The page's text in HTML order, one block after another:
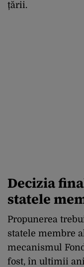
țării.
Decizia
statele
Propunerea
statele membre
mecanismul
fost, în ultimii